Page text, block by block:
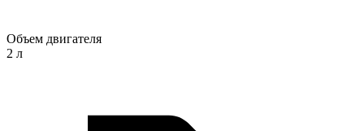
Объем двигателя
2 л